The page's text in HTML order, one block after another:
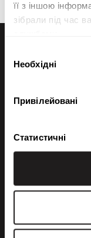
її з іншою
зібрали під час
згоди
Необхідні
Привілейовані
Статистичні
Офіс
KANGASALA
VANTAA